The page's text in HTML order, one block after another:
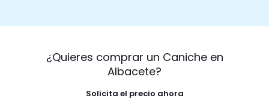
¿Quieres comprar un Caniche en
Albacete?
Solicita el precio ahora